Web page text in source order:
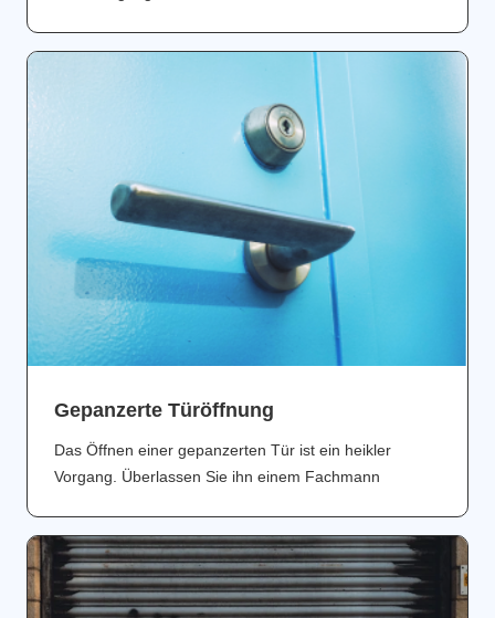
Gepanzerte Türöffnung
Das Öffnen einer gepanzerten Tür ist ein heikler
Vorgang. Überlassen Sie ihn einem Fachmann